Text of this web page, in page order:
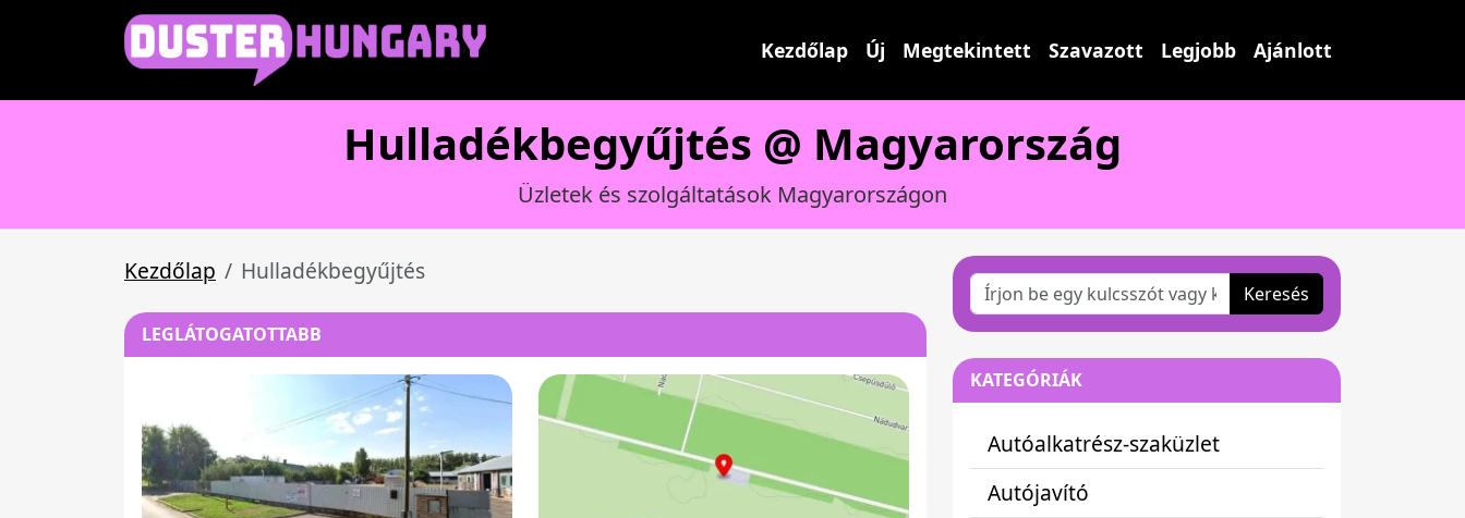
Kezdőlap Új Megtekintett Szavazott Legjobb Ajánlott
Hulladékbegyűjtés @ Magyarország
Üzletek és szolgáltatások Magyarországon
Kezdőlap Hulladékbegyűjtés
LEGLÁTOGATOTTABB
Keresés
KATEGÓRIÁK
Autóalkatrész-szaküzlet
Autójavító